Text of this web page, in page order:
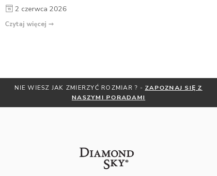
2 czerwca 2026
Czytaj więcej ➞
NIE WIESZ JAK ZMIERZYĆ ROZMIAR ? - ZAPOZNAJ SIĘ Z
NASZYMI PORADAMI